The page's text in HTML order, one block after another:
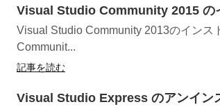
Visual Studio Community 2015 の
Visual Studio Community 2013のイン
Communit...
記事を読む
Visual Studio Express のアンイン